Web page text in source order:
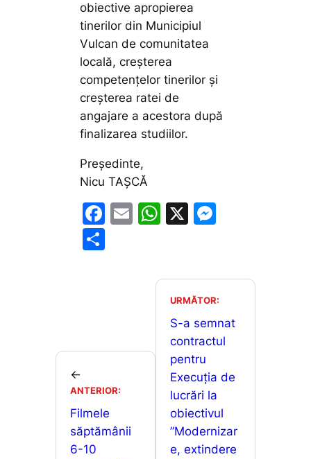
obiective apropierea
tinerilor din Municipiul
Vulcan de comunitatea
locală, creșterea
competențelor tinerilor și
creșterea ratei de
angajare a acestora după
finalizarea studiilor.
Președinte,
Nicu TAȘCĂ
F
o
E
W
s
A
p
p
X
s
e
n
g
er
z
←
ANTERIOR:
Filmele
săptămânii
6-10
URMĂTOR:
S-a semnat
contractul
pentru
Execuția de
lucrări la
obiectivul
”Modernizar
e, extindere